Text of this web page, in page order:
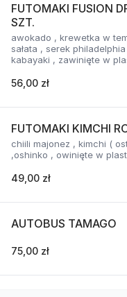
FUTOMAKI FUSION
SZT.
awokado , krewetka w
sałata , serek
kabayaki , zawinięte w
56,00 zł
FUTOMAKI KIMCHI
chiili majonez , kimchi (
,oshinko , owinięte w
49,00 zł
AUTOBUS TAMAGO
75,00 zł